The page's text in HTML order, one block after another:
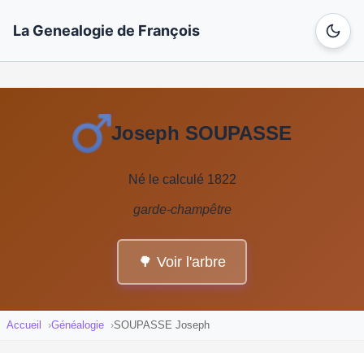
La Genealogie de François
Joseph SOUPASSE
Né le calculé 1822
garde-champêtre
🌳 Voir l'arbre
Accueil Généalogie SOUPASSE Joseph